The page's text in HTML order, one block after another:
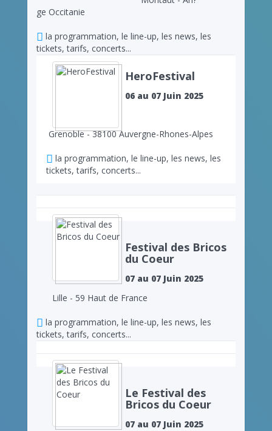
ge Occitanie
la programmation, le line-up, les news, les
tickets, tarifs, concerts...
HeroFestival
06 au 07 Juin 2025
Grenoble - 38100 Auvergne-Rhones-Alpes
la programmation, le line-up, les news, les
tickets, tarifs, concerts...
Festival des Bricos
du Coeur
07 au 07 Juin 2025
Lille - 59 Haut de France
la programmation, le line-up, les news, les
tickets, tarifs, concerts...
Le Festival des
Bricos du Coeur
07 au 07 Juin 2025